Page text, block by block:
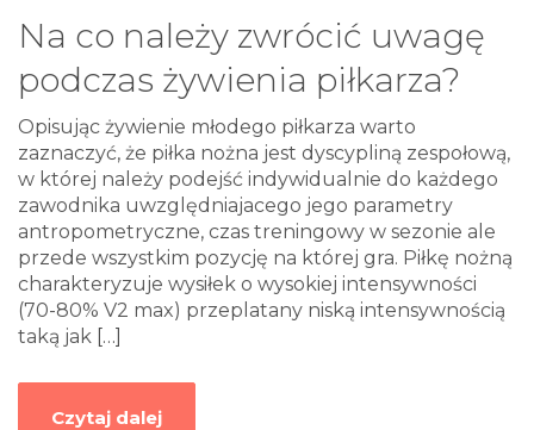
Na co należy zwrócić uwagę
podczas żywienia piłkarza?
Opisując żywienie młodego piłkarza warto
zaznaczyć, że piłka nożna jest dyscypliną zespołową,
w której należy podejść indywidualnie do każdego
zawodnika uwzględniajacego jego parametry
antropometryczne, czas treningowy w sezonie ale
przede wszystkim pozycję na której gra. Piłkę nożną
charakteryzuje wysiłek o wysokiej intensywności
(70-80% V2 max) przeplatany niską intensywnością
taką jak […]
Czytaj dalej